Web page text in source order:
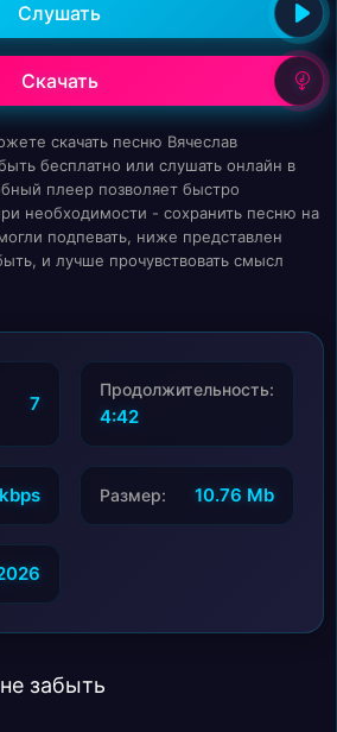
Слушать
Скачать
скачать песню Вячеслав
бесплатно или слушать онлайн в
плеер позволяет быстро
необходимости - сохранить песню на
подпевать, ниже представлен
и лучше прочувствовать смысл
7
Продолжительность:
4:42
Размер: 10.76 Mb
забыть